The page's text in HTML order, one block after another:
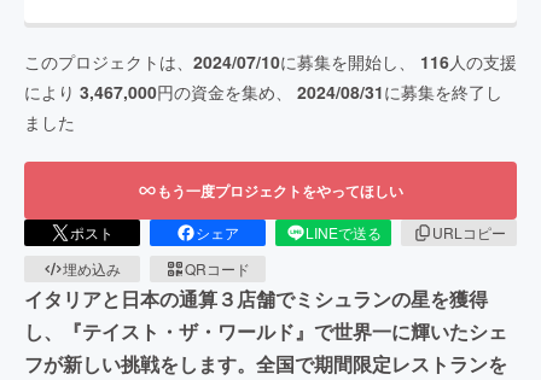
このプロジェクトは、 2024/07/10に募集を開始し、 116人の支援
により 3,467,000円の資金を集め、 2024/08/31に募集を終了し
ました
もう一度プロジェクトをやってほしい
ポスト シェア LINEで送る
URLコピー
埋め込み
QRコード
イタリアと日本の通算３店舗でミシュランの星を獲得
し、『テイスト・ザ・ワールド』で世界一に輝いたシェ
フが新しい挑戦をします。全国で期間限定レストランを